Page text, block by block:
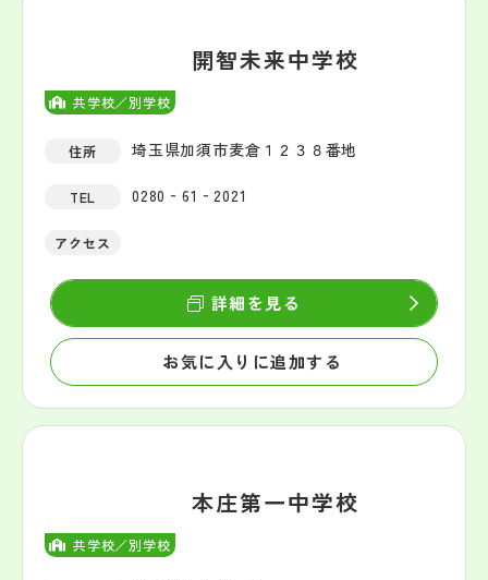
共学校／別学校
開智未来中学校
住所 埼玉県加須市麦倉１２３８番地
TEL 0280‐61‐2021
アクセス
お気に入りに追加する
詳細を見る
共学校／別学校
本庄第一中学校